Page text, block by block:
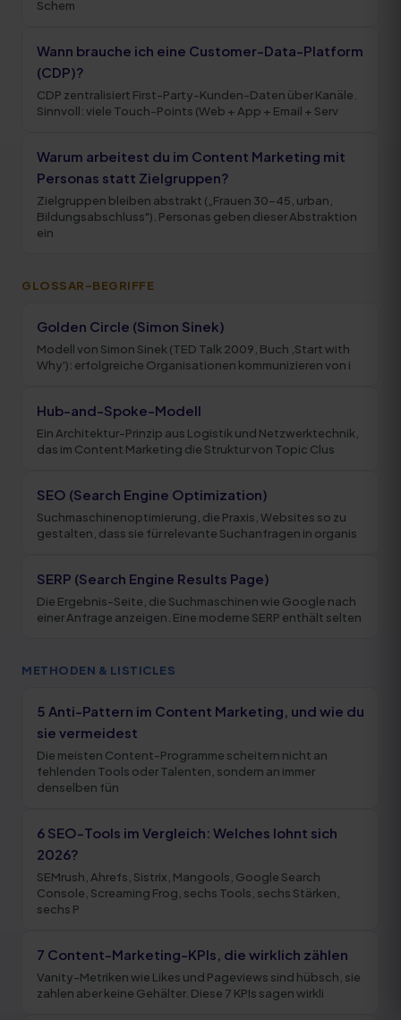
Schem
Wann brauche ich eine Customer-Data-Platform
(CDP)?
CDP zentralisiert First-Party-Kunden-Daten über Kanäle.
Sinnvoll: viele Touch-Points (Web + App + Email + Serv
Warum arbeitest du im Content Marketing mit
Personas statt Zielgruppen?
Zielgruppen bleiben abstrakt („Frauen 30-45, urban,
Bildungsabschluss"). Personas geben dieser Abstraktion
ein
GLOSSAR-BEGRIFFE
Golden Circle (Simon Sinek)
Modell von Simon Sinek (TED Talk 2009, Buch ‚Start with
Why'): erfolgreiche Organisationen kommunizieren von i
Hub-and-Spoke-Modell
Ein Architektur-Prinzip aus Logistik und Netzwerktechnik,
das im Content Marketing die Struktur von Topic Clus
SEO (Search Engine Optimization)
Suchmaschinenoptimierung, die Praxis, Websites so zu
gestalten, dass sie für relevante Suchanfragen in organis
SERP (Search Engine Results Page)
Die Ergebnis-Seite, die Suchmaschinen wie Google nach
einer Anfrage anzeigen. Eine moderne SERP enthält selten
METHODEN & LISTICLES
5 Anti-Pattern im Content Marketing, und wie du
sie vermeidest
Die meisten Content-Programme scheitern nicht an
fehlenden Tools oder Talenten, sondern an immer
denselben fün
6 SEO-Tools im Vergleich: Welches lohnt sich
2026?
SEMrush, Ahrefs, Sistrix, Mangools, Google Search
Console, Screaming Frog, sechs Tools, sechs Stärken,
sechs P
7 Content-Marketing-KPIs, die wirklich zählen
Vanity-Metriken wie Likes und Pageviews sind hübsch, sie
zahlen aber keine Gehälter. Diese 7 KPIs sagen wirkli